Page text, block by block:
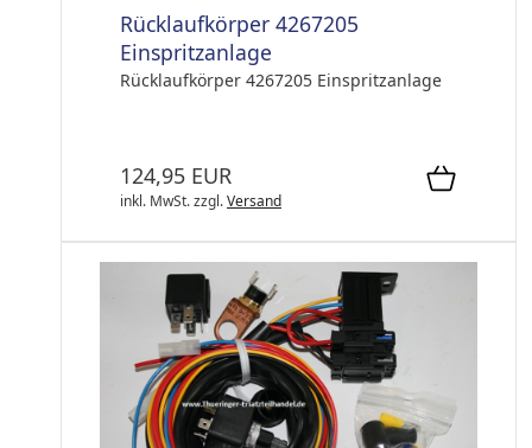
Rücklaufkörper 4267205
Einspritzanlage
Rücklaufkörper 4267205 Einspritzanlage
124,95 EUR
inkl. MwSt.zzgl.Versand